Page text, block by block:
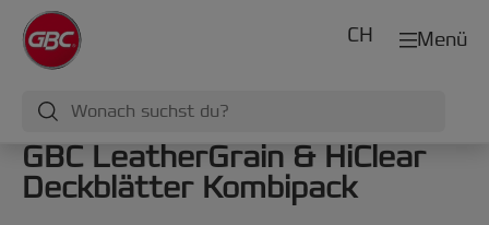
Menü
CH
GBC LeatherGrain & HiClear
Deckblätter Kombipack